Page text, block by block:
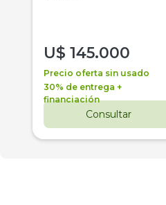
U$ 145.000
Precio oferta sin usado
30% de entrega +
financiación
Consultar